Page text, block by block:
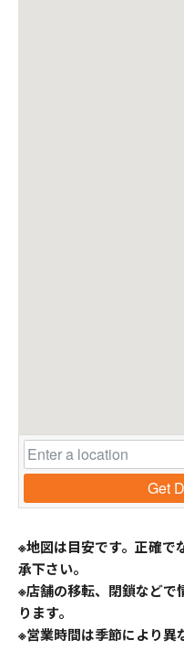
Get
※地図は目安です。正確で
承下さい。
※店舗の移転、閉鎖などで
ります。
※営業時間は季節により異